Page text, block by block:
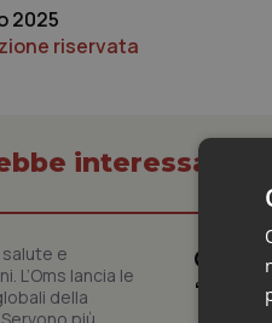
2025
riservata
interessarti in